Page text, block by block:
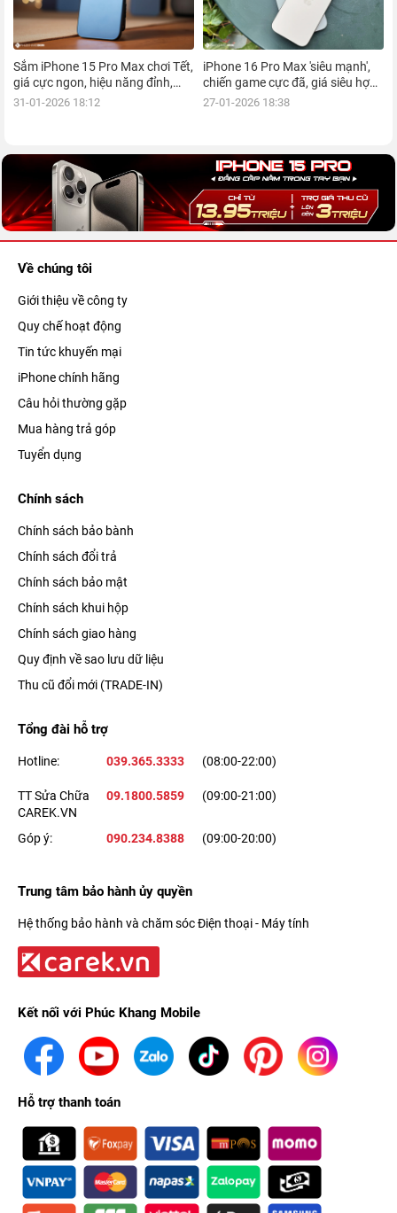
Sắm iPhone 15 Pro Max chơi Tết,
giá cực ngon, hiệu năng đỉnh,
kèm nhiều ưu đãi, mua ngay!
31-01-2026 18:12
iPhone 16 Pro Max 'siêu mạnh',
chiến game cực đã, giá siêu hợp
lý, mua ngay!
27-01-2026 18:38
Về chúng tôi
Giới thiệu về công ty
Quy chế hoạt động
Tin tức khuyến mại
iPhone chính hãng
Câu hỏi thường gặp
Mua hàng trả góp
Tuyển dụng
Chính sách
Chính sách bảo bành
Chính sách đổi trả
Chính sách bảo mật
Chính sách khui hộp
Chính sách giao hàng
Quy định về sao lưu dữ liệu
Thu cũ đổi mới (TRADE-IN)
Tổng đài hỗ trợ
Hotline: 039.365.3333 (08:00-22:00)
TT Sửa Chữa
CAREK.VN
09.1800.5859 (09:00-21:00)
Góp ý: 090.234.8388 (09:00-20:00)
Trung tâm bảo hành ủy quyền
Hệ thống bảo hành và chăm sóc Điện thoại - Máy tính
Kết nối với Phúc Khang Mobile
Hỗ trợ thanh toán